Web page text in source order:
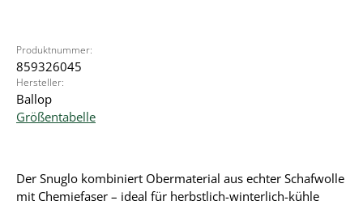
Produktnummer:
859326045
Hersteller:
Ballop
Größentabelle
Der Snuglo kombiniert Obermaterial aus echter Schafwolle
mit Chemiefaser – ideal für herbstlich-winterlich-kühle